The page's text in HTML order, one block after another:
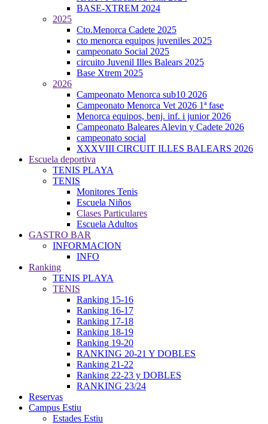
BASE-XTREM 2024
2025
Cto.Menorca Cadete 2025
cto menorca equipos juveniles 2025
campeonato Social 2025
circuito Juvenil Illes Balears 2025
Base Xtrem 2025
2026
Campeonato Menorca sub10 2026
Campeonato Menorca Vet 2026 1ª fase
Menorca equipos, benj. inf. i junior 2026
Campeonato Baleares Alevin y Cadete 2026
campeonato social
XXXVIII CIRCUIT ILLES BALEARS 2026
Escuela deportiva
TENIS PLAYA
TENIS
Monitores Tenis
Escuela Niños
Clases Particulares
Escuela Adultos
GASTRO BAR
INFORMACION
INFO
Ranking
TENIS PLAYA
TENIS
Ranking 15-16
Ranking 16-17
Ranking 17-18
Ranking 18-19
Ranking 19-20
RANKING 20-21 Y DOBLES
Ranking 21-22
Ranking 22-23 y DOBLES
RANKING 23/24
Reservas
Campus Estiu
Estades Estiu